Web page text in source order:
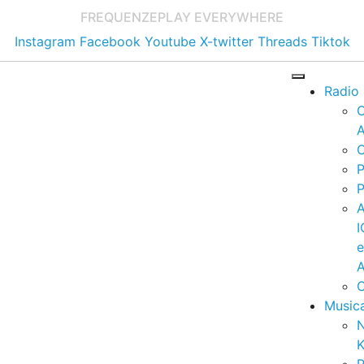
FREQUENZEPLAY EVERYWHERE
Instagram Facebook Youtube X-twitter Threads Tiktok
Radio
e